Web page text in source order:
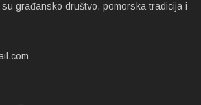
građansko društvo, pomorska tradicija i